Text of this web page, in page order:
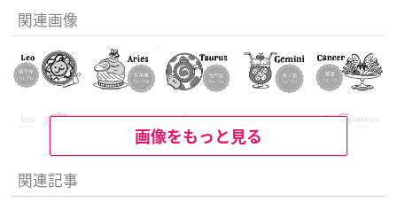
関連画像
画像をもっと見る
関連記事